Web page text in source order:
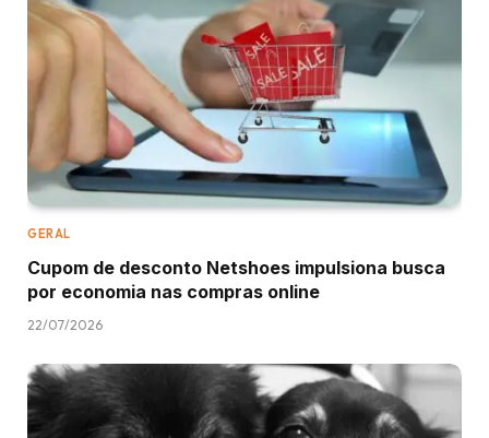
GERAL
Cupom de desconto Netshoes impulsiona busca
por economia nas compras online
22/07/2026